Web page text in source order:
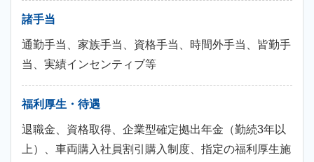
諸手当
通勤手当、家族手当、資格手当、時間外手当、皆勤手
当、実績インセンティブ等
福利厚生・待遇
退職金、資格取得、企業型確定拠出年金（勤続3年以
上）、車両購入社員割引購入制度、指定の福利厚生施